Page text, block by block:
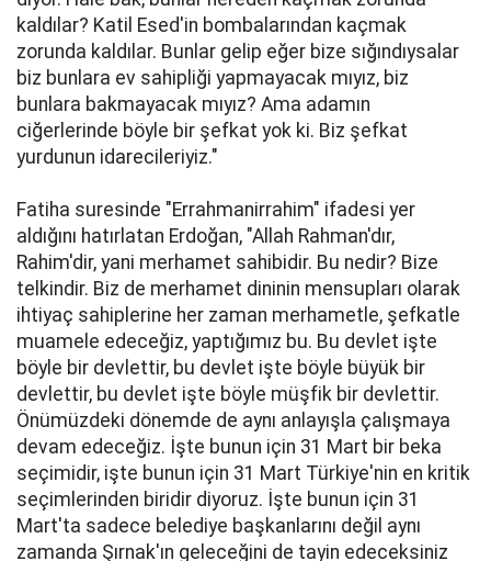
kaldılar? Katil Esed'in bombalarından kaçmak
zorunda kaldılar. Bunlar gelip eğer bize sığındıysalar
biz bunlara ev sahipliği yapmayacak mıyız, biz
bunlara bakmayacak mıyız? Ama adamın
ciğerlerinde böyle bir şefkat yok ki. Biz şefkat
yurdunun idarecileriyiz."
Fatiha suresinde "Errahmanirrahim" ifadesi yer
aldığını hatırlatan Erdoğan, "Allah Rahman'dır,
Rahim'dir, yani merhamet sahibidir. Bu nedir? Bize
telkindir. Biz de merhamet dininin mensupları olarak
ihtiyaç sahiplerine her zaman merhametle, şefkatle
muamele edeceğiz, yaptığımız bu. Bu devlet işte
böyle bir devlettir, bu devlet işte böyle büyük bir
devlettir, bu devlet işte böyle müşfik bir devlettir.
Önümüzdeki dönemde de aynı anlayışla çalışmaya
devam edeceğiz. İşte bunun için 31 Mart bir beka
seçimidir, işte bunun için 31 Mart Türkiye'nin en kritik
seçimlerinden biridir diyoruz. İşte bunun için 31
Mart'ta sadece belediye başkanlarını değil aynı
zamanda Şırnak'ın geleceğini de tayin edeceksiniz